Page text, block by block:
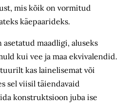
mis kõik on vormitud
käepaarideks.
asetatud maadligi, aluseks
kui vee ja maa ekvivalendid.
kas lainelisemat või
sel viisil täiendavaid
konstruktsioon juba ise